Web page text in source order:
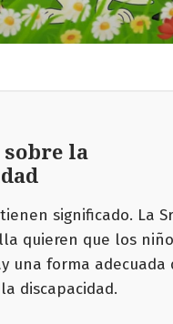
sobre la
significado. La
quieren que los
una forma adecuada
discapacidad.